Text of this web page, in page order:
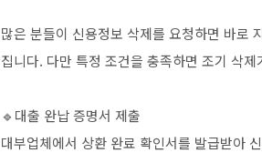
많은 분들이 신용정보 삭제를 요청하면 바로
집니다. 다만 특정 조건을 충족하면 조기 삭제
🔹대출 완납 증명서 제출
대부업체에서 상환 완료 확인서를 발급받아